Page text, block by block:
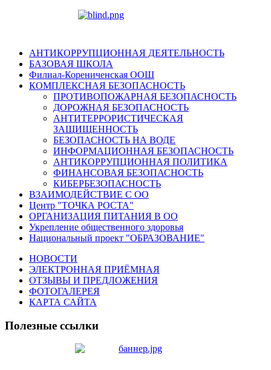
АНТИКОРРУПЦИОННАЯ ДЕЯТЕЛЬНОСТЬ
БАЗОВАЯ ШКОЛА
Филиал-Корениченская ООШ
КОМПЛЕКСНАЯ БЕЗОПАСНОСТЬ
ПРОТИВОПОЖАРНАЯ БЕЗОПАСНОСТЬ
ДОРОЖНАЯ БЕЗОПАСНОСТЬ
АНТИТЕРРОРИСТИЧЕСКАЯ
ЗАЩИЩЕННОСТЬ
БЕЗОПАСНОСТЬ НА ВОДЕ
ИНФОРМАЦИОННАЯ БЕЗОПАСНОСТЬ
АНТИКОРРУПЦИОННАЯ ПОЛИТИКА
ФИНАНСОВАЯ БЕЗОПАСНОСТЬ
КИБЕРБЕЗОПАСНОСТЬ
ВЗАИМОДЕЙСТВИЕ С ОО
Центр "ТОЧКА РОСТА"
ОРГАНИЗАЦИЯ ПИТАНИЯ В ОО
Укрепление общественного здоровья
Национальный проект "ОБРАЗОВАНИЕ"
НОВОСТИ
ЭЛЕКТРОННАЯ ПРИЁМНАЯ
ОТЗЫВЫ И ПРЕДЛОЖЕНИЯ
ФОТОГАЛЕРЕЯ
КАРТА САЙТА
Полезные ссылки